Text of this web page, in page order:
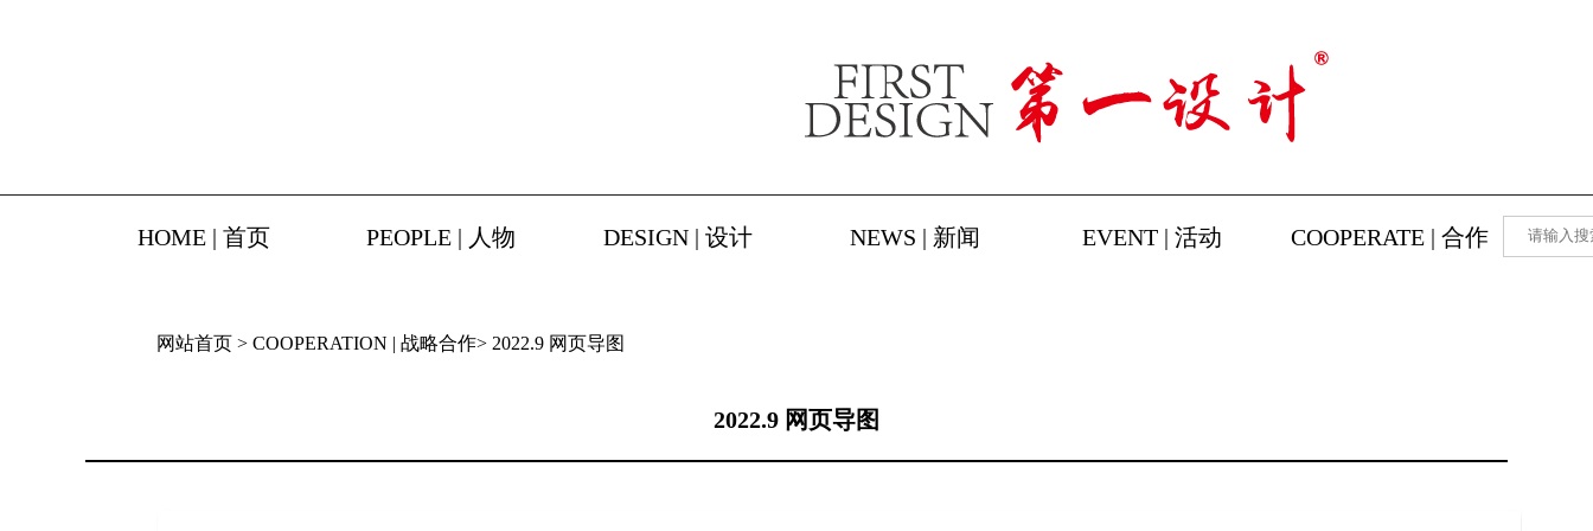
HOME | 首页 PEOPLE | 人物 DESIGN | 设计 NEWS | 新闻 EVENT | 活动 COOPERATE | 合作
网站首页 > COOPERATION | 战略合作> 2022.9 网页导图
2022.9 网页导图